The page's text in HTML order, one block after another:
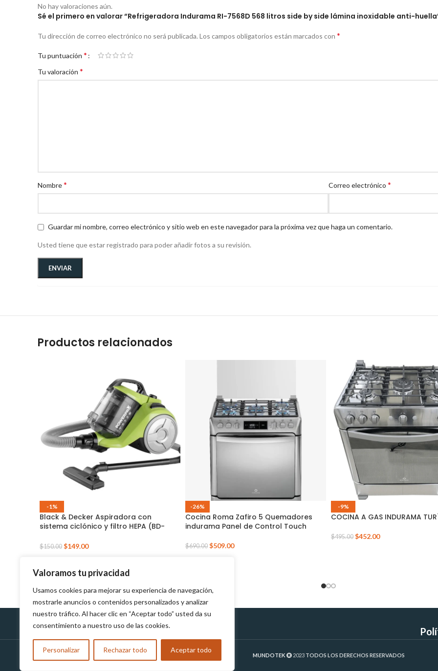
Valoramos tu privacidad
Usamos cookies para mejorar su experiencia de navegación,
mostrarle anuncios o contenidos personalizados y analizar
nuestro tráfico. Al hacer clic en “Aceptar todo” usted da su
consentimiento a nuestro uso de las cookies.
Personalizar Rechazar todo Aceptar todo
No hay valoraciones aún.
Sé el primero en valorar “Refrigeradora Indurama RI-7568D 568 litros side by side lámina inoxidable anti-
Tu dirección de correo electrónico no será publicada. Los campos obligatorios están marcados con *
Tu puntuación *
Tu valoración *
Nombre* Correo electrónico *
Guardar mi nombre, correo electrónico y sitio web en este navegador para la próxima vez que haga un comentario.
Usted tiene que estar registrado para poder añadir fotos a su revisión.
Productos relacionados
-1%
Black & Decker Aspiradora con
sistema ciclónico y filtro HEPA (BD-
$150.00 $149.00
-26%
Cocina Roma Zafiro 5 Quemadores
indurama Panel de Control Touch
$690.00 $509.00
-9%
COCINA A GAS INDURAMA
$495.00 $452.00
Políticas de Devolución
MUNDOTEK 2023 TODOS LOS DERECHOS RESERVADOS